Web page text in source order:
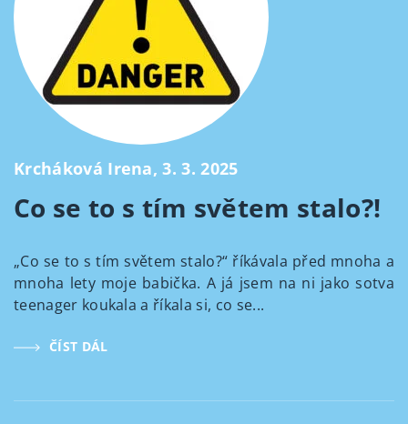
Krcháková Irena, 3. 3. 2025
Co se to s tím světem stalo?!
„Co se to s tím světem stalo?“ říkávala před mnoha a
mnoha lety moje babička. A já jsem na ni jako sotva
teenager koukala a říkala si, co se...
ČÍST DÁL